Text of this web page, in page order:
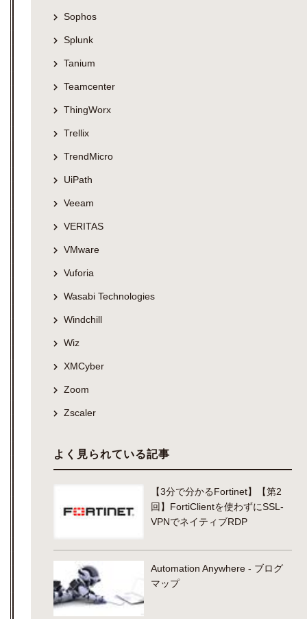
Sophos
Splunk
Tanium
Teamcenter
ThingWorx
Trellix
TrendMicro
UiPath
Veeam
VERITAS
VMware
Vuforia
Wasabi Technologies
Windchill
Wiz
XMCyber
Zoom
Zscaler
よく見られている記事
【3分で分かるFortinet】【第2
回】FortiClientを使わずにSSL-
VPNでネイティブRDP
Automation Anywhere - ブログ
マップ